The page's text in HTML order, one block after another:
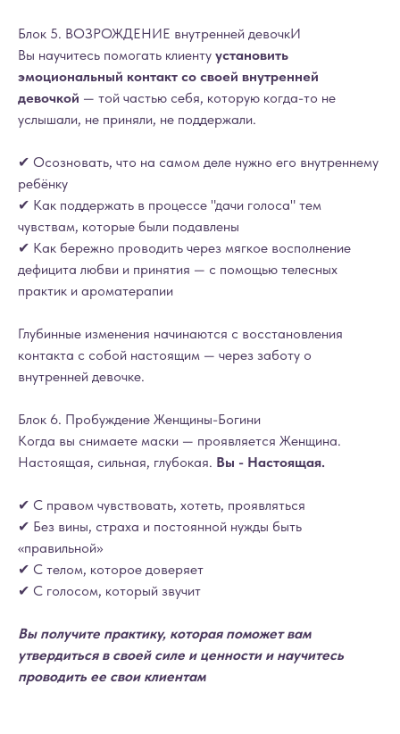
Блок 5. ВОЗРОЖДЕНИЕ внутренней девочкИ
Вы научитесь помогать клиенту установить
эмоциональный контакт со своей внутренней
девочкой — той частью себя, которую когда-то не
услышали, не приняли, не поддержали.
✔ Осозновать, что на самом деле нужно его внутреннему
ребёнку
✔ Как поддержать в процессе "дачи голоса" тем
чувствам, которые были подавлены
✔ Как бережно проводить через мягкое восполнение
дефицита любви и принятия — с помощью телесных
практик и ароматерапии
Глубинные изменения начинаются с восстановления
контакта с собой настоящим — через заботу о
внутренней девочке.
Блок 6. Пробуждение Женщины-Богини
Когда вы снимаете маски — проявляется Женщина.
Настоящая, сильная, глубокая. Вы - Настоящая.
✔ С правом чувствовать, хотеть, проявляться
✔ Без вины, страха и постоянной нужды быть
«правильной»
✔ С телом, которое доверяет
✔ С голосом, который звучит
Вы получите практику, которая поможет вам
утвердиться в своей силе и ценности и научитесь
проводить ее свои клиентам